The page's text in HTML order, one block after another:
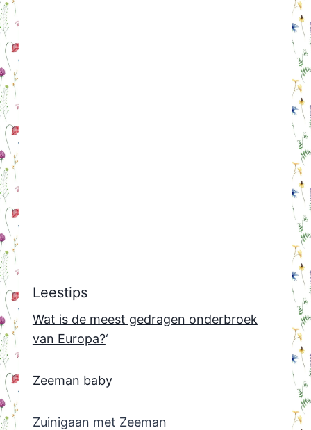
Leestips
Wat is de meest gedragen onderbroek
van Europa?‘
Zeeman baby
Zuinigaan met Zeeman